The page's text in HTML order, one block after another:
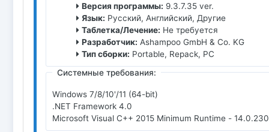
Версия программы: 9.3.7.35 ver.
Язык: Русский, Английский, Другие
Таблетка/Лечение: Не требуется
Разработчик: Ashampoo GmbH & Co. KG
Тип сборки: Portable, Repack, PC
Системные требования:
Windows 7/8/10'/11 (64-bit)
.NET Framework 4.0
Microsoft Visual C++ 2015 Minimum Runtime -